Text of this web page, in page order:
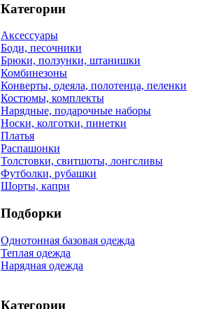
Категории
Аксессуары
Боди, песочники
Брюки, ползунки, штанишки
Комбинезоны
Конверты, одеяла, полотенца, пеленки
Костюмы, комплекты
Нарядные, подарочные наборы
Носки, колготки, пинетки
Платья
Распашонки
Толстовки, свитшоты, лонгсливы
Футболки, рубашки
Шорты, капри
Подборки
Однотонная базовая одежда
Теплая одежда
Нарядная одежда
Категории